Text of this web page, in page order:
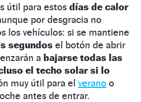
útil para estos días de calor
por desgracia no
los vehículos: si se mantiene
segundos el botón de abrir
a bajarse todas las
el techo solar si lo
muy útil para el verano o
antes de entrar.